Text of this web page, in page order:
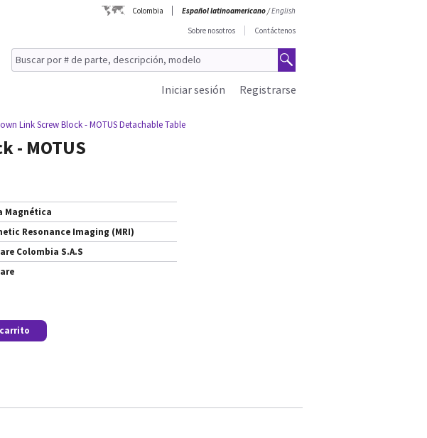
Colombia Español latinoamericano/English
Sobre nosotros
Contáctenos
Registrarse
Iniciar sesión
Link Screw Block - MOTUS Detachable Table
- MOTUS
Magnética
Resonance Imaging (MRI)
Colombia S.A.S